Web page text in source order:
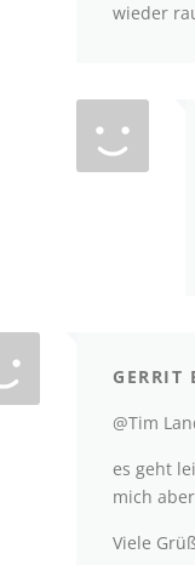
wieder
GERRIT
@Tim
es geht
mich
Viele